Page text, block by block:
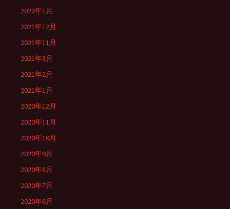
2022年1月
2021年12月
2021年11月
2021年3月
2021年2月
2021年1月
2020年12月
2020年11月
2020年10月
2020年9月
2020年8月
2020年7月
2020年6月